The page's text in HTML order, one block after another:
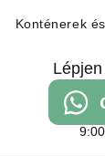
Konténerek